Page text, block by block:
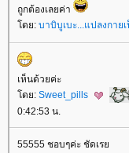
ถูกต้องเลยค่า
ดย: บาบิบูเบะ...แปลงกาย
เห็นด้วยค่ะ
ดย: Sweet_pills
0:42:53 น.
55555 ชอบๆค่ะ ชัดเร